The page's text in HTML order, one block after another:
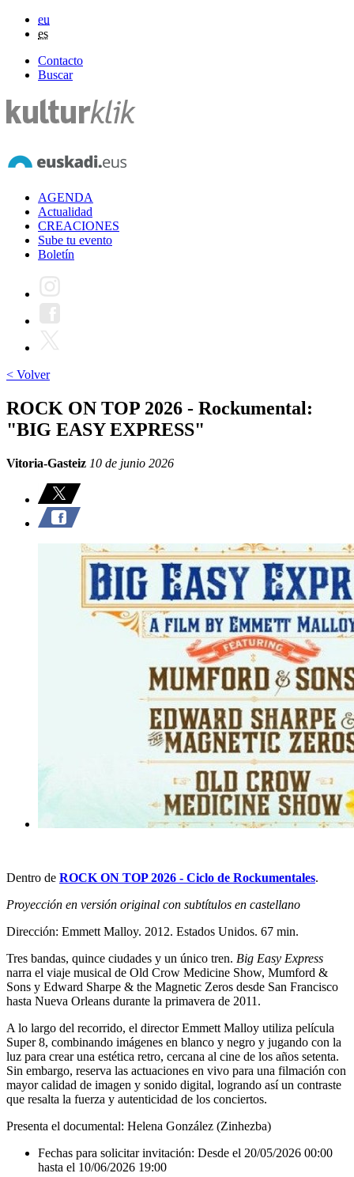
eu
es
Contacto
Buscar
AGENDA
Actualidad
CREACIONES
Sube tu evento
Boletín
< Volver
ROCK ON TOP 2026 - Rockumental:
"BIG EASY EXPRESS"
Vitoria-Gasteiz 10 de junio 2026
Dentro de ROCK ON TOP 2026 - Ciclo de Rockumentales.
Proyección en versión original con subtítulos en castellano
Dirección: Emmett Malloy. 2012. Estados Unidos. 67 min.
Tres bandas, quince ciudades y un único tren. Big Easy Express
narra el viaje musical de Old Crow Medicine Show, Mumford &
Sons y Edward Sharpe & the Magnetic Zeros desde San Francisco
hasta Nueva Orleans durante la primavera de 2011.
A lo largo del recorrido, el director Emmett Malloy utiliza película
Super 8, combinando imágenes en blanco y negro y jugando con la
luz para crear una estética retro, cercana al cine de los años setenta.
Sin embargo, reserva las actuaciones en vivo para una filmación con
mayor calidad de imagen y sonido digital, logrando así un contraste
que resalta la fuerza y autenticidad de los conciertos.
Presenta el documental: Helena González (Zinhezba)
Fechas para solicitar invitación: Desde el 20/05/2026 00:00
hasta el 10/06/2026 19:00